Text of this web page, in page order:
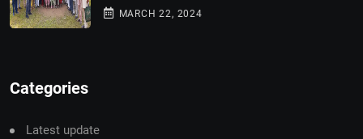
MARCH 22, 2024
Categories
Latest update